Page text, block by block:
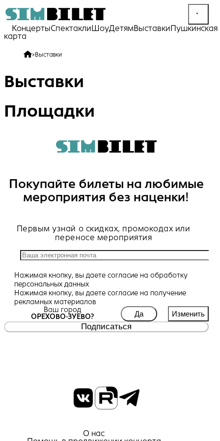
КонцертыСпектакли ШоуДетямВыставкиПушкинская
карта
>Выставки
Выставки
Площадки
Покупайте билеты на любимые
мероприятия без наценки!
Первым узнай о скидках, промокодах или
переносе мероприятия
Нажимая кнопку, вы даете согласие на обработку
персональных данных
Нажимая кнопку, вы даете согласие на получение
рекламных материалов
Ваш город
ОРЕХОВО-ЗУЕВО?
Да Изменить
Подписаться
О нас